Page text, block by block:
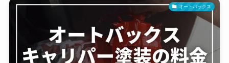
オートバックス